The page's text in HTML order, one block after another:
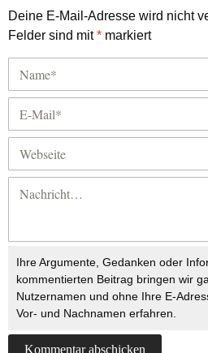
Deine E-Mail-Adresse wird nicht
Felder sind mit* markiert
Ihre Argumente, Gedanken oder
kommentierten Beitrag bringen wir
Nutzernamen und ohne Ihre E-
Vor- und Nachnamen erfahren.